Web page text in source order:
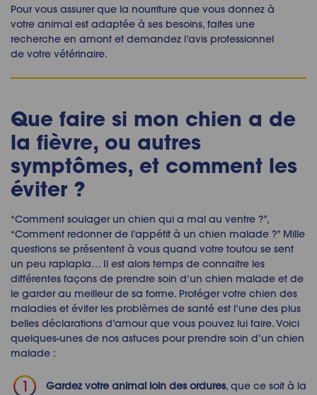
Pour vous assurer que la nourriture que vous donnez à
votre animal est adaptée à ses besoins, faites une
recherche en amont et demandez l’avis professionnel
de votre vétérinaire.
Que faire si mon chien a de
la fièvre, ou autres
symptômes, et comment les
éviter ?
“Comment soulager un chien qui a mal au ventre ?”,
“Comment redonner de l’appétit à un chien malade ?” Mille
questions se présentent à vous quand votre toutou se sent
un peu raplapla… Il est alors temps de connaitre les
différentes façons de prendre soin d’un chien malade et de
le garder au meilleur de sa forme. Protéger votre chien des
maladies et éviter les problèmes de santé est l’une des plus
belles déclarations d’amour que vous pouvez lui faire. Voici
quelques-unes de nos astuces pour prendre soin d’un chien
malade :
Gardez votre animal loin des ordures, que ce soit à la